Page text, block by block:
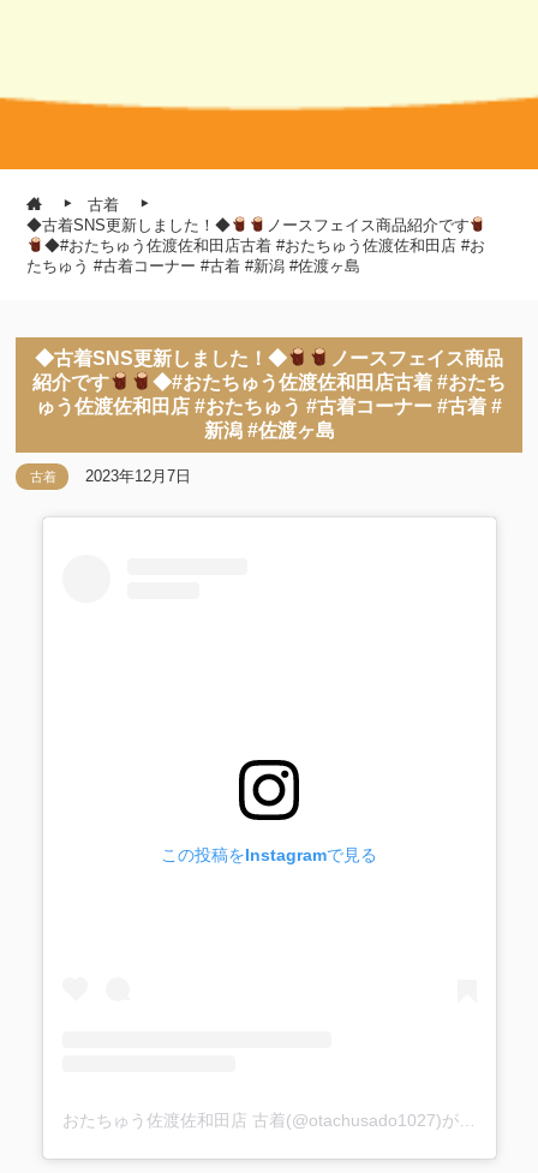
古着
◆古着SNS更新しました！◆
ノースフェイス商品紹介です
◆#おたちゅう佐渡佐和田店古着 #おたちゅう佐渡佐和田店 #お
たちゅう #古着コーナー #古着 #新潟 #佐渡ヶ島
◆古着SNS更新しました！◆
ノースフェイス商品
紹介です
◆#おたちゅう佐渡佐和田店古着 #おたち
ゅう佐渡佐和田店 #おたちゅう #古着コーナー #古着 #
新潟 #佐渡ヶ島
古着 2023年12月7日
この投稿をInstagramで見る
おたちゅう佐渡佐和田店 古着(@otachusado1027)がシェアした投稿